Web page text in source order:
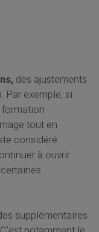
des ajustements
Par exemple, si
formation
tout en
considéré
à ouvrir
supplémentaires